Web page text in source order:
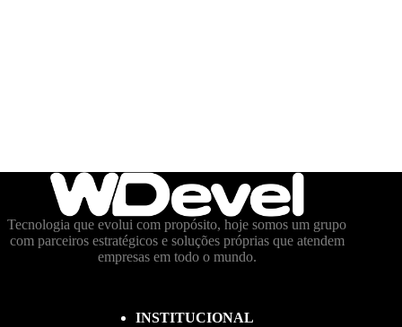
Tecnologia que evolui com propósito, hoje somos um grupo
com parceiros estratégicos e soluções próprias que atendem
empresas em todo o mundo.
INSTITUCIONAL